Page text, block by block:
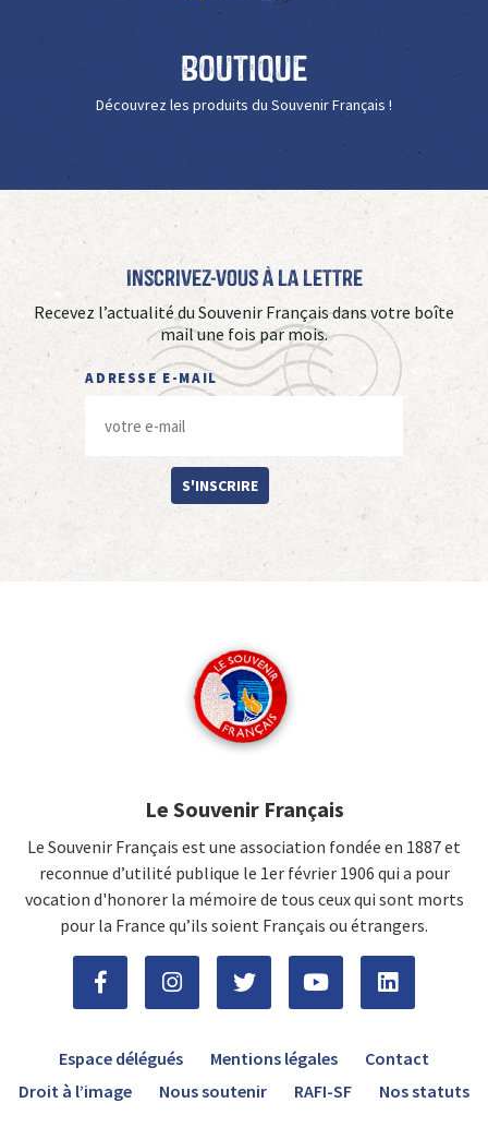
Boutique
Découvrez les produits du Souvenir Français !
Inscrivez-vous à La Lettre
Recevez l’actualité du Souvenir Français dans votre boîte
mail une fois par mois.
ADRESSE E-MAIL
S'INSCRIRE
Le Souvenir Français
Le Souvenir Français est une association fondée en 1887 et
reconnue d’utilité publique le 1er février 1906 qui a pour
vocation d'honorer la mémoire de tous ceux qui sont morts
pour la France qu’ils soient Français ou étrangers.
Espace délégués Mentions légales
Contact
Droit à l’image
Nous soutenir RAFI-SF Nos statuts